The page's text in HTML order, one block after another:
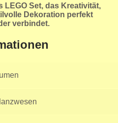
LEGO Set, das Kreativität,
Dekoration perfekt
verbindet.